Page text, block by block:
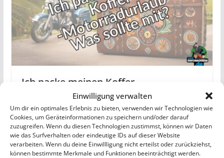
Einwilligung verwalten
Um dir ein optimales Erlebnis zu bieten, verwenden wir Technologien wie
Cookies, um Geräteinformationen zu speichern und/oder darauf
zuzugreifen. Wenn du diesen Technologien zustimmst, können wir Daten
wie das Surfverhalten oder eindeutige IDs auf dieser Website
verarbeiten. Wenn du deine Einwillligung nicht erteilst oder zurückziehst,
können bestimmte Merkmale und Funktionen beeinträchtigt werden.
Ich packe meinen Koffer –
Motorradurlaub – Was sollte mit?
30. Juni 2024